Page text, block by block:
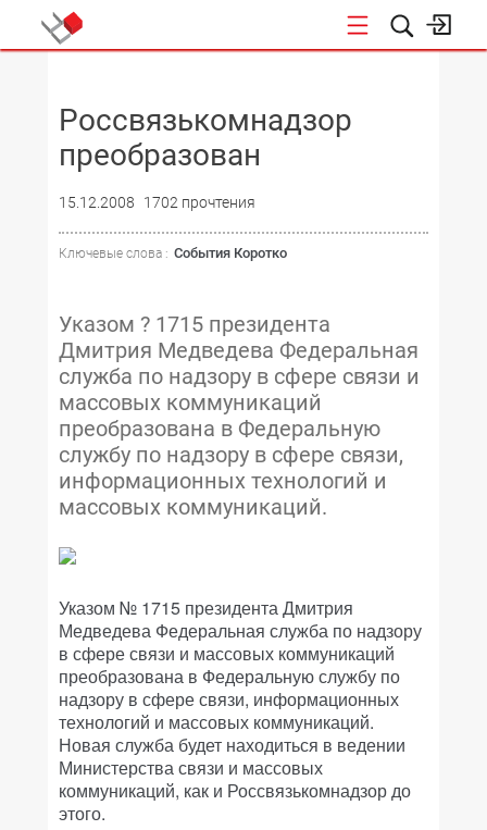
Россвязькомнадзор
преобразован
15.12.2008 1702 прочтения
Ключевые слова : События Коротко
Указом ? 1715 президента
Дмитрия Медведева Федеральная
служба по надзору в сфере связи и
массовых коммуникаций
преобразована в Федеральную
службу по надзору в сфере связи,
информационных технологий и
массовых коммуникаций.
Указом № 1715 президента Дмитрия
Медведева Федеральная служба по надзору
в сфере связи и массовых коммуникаций
преобразована в Федеральную службу по
надзору в сфере связи, информационных
технологий и массовых коммуникаций.
Новая служба будет находиться в ведении
Министерства связи и массовых
коммуникаций, как и Россвязькомнадзор до
этого.